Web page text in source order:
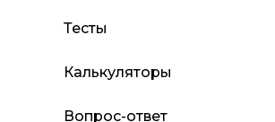
Тесты
Калькуляторы
Вопрос-ответ